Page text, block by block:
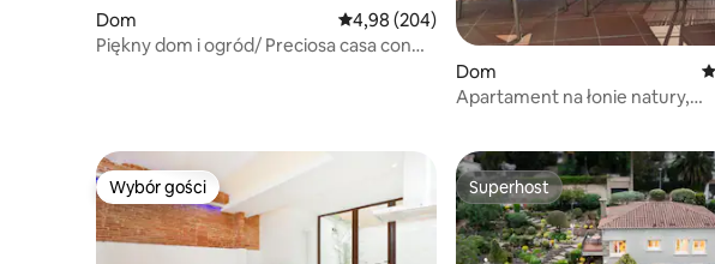
Dom Średnia ocena: 4,98 na 5, liczba recenzji: 204
4,98 (204)
Piękny dom i ogród/ Preciosa casa con
Dom
Apartament na łonie natury,
Wybór gości
Wybór gości Superhost
Superhost